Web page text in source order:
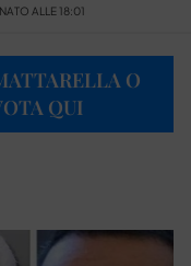
ALLE 18:01
O
QUI